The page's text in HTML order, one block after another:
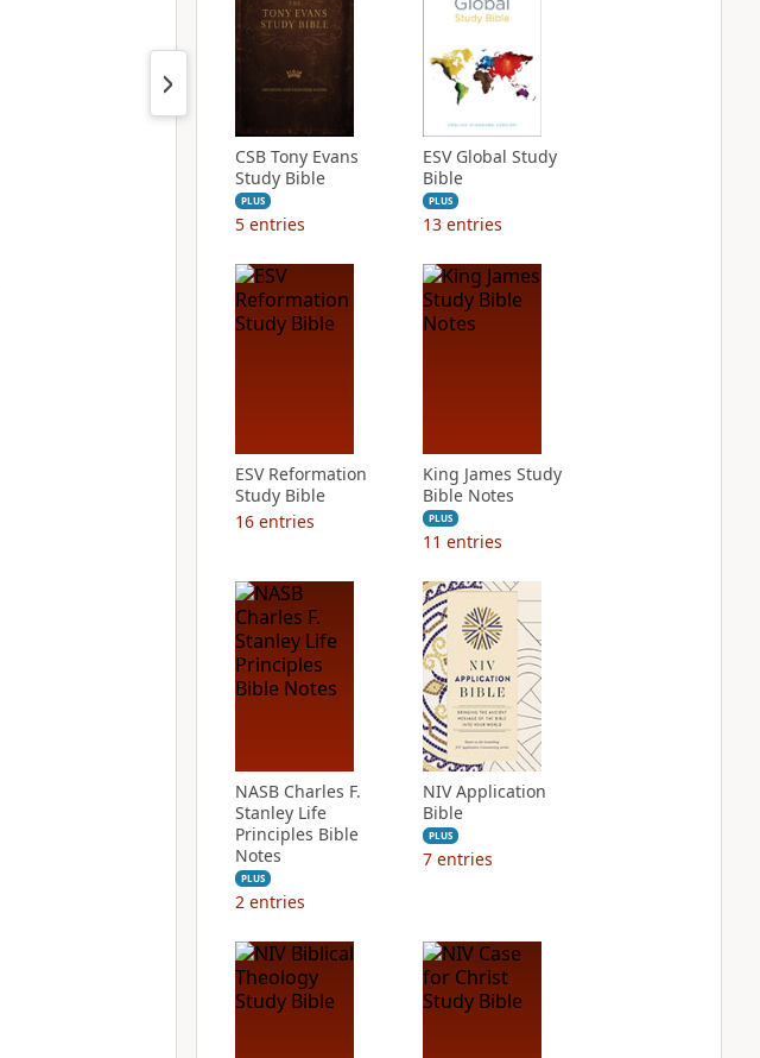
CSB Tony Evans
Study Bible
PLUS
5 entries
ESV Global Study
Bible
PLUS
13 entries
ESV Reformation
Study Bible
16 entries
King James Study
Bible Notes
PLUS
11 entries
NASB Charles F.
Stanley Life
Principles Bible
Notes
PLUS
2 entries
NIV Application
Bible
PLUS
7 entries